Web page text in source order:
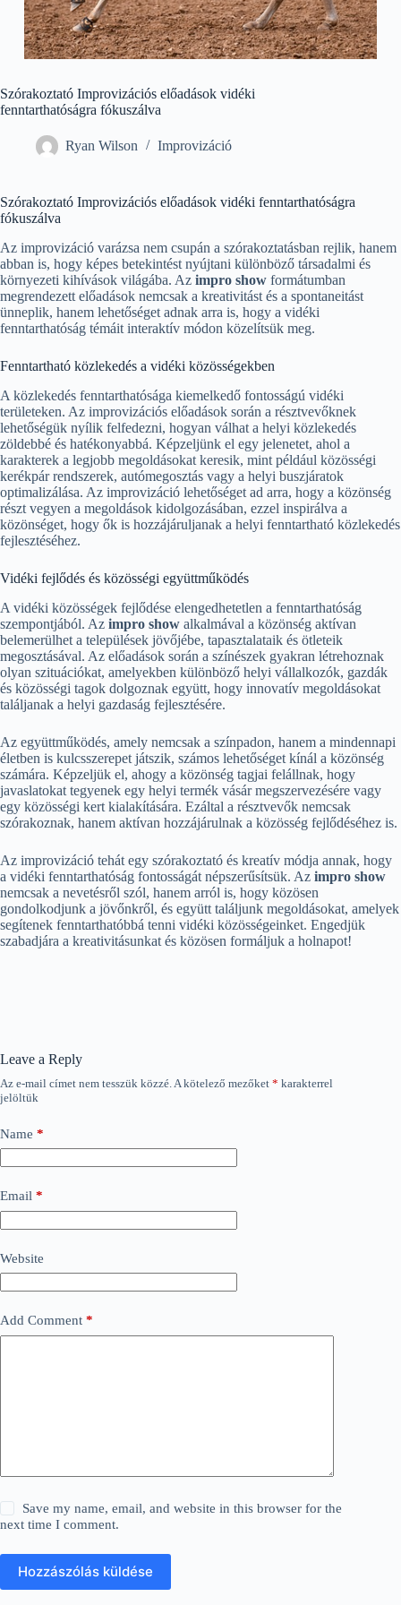
Szórakoztató Improvizációs előadások vidéki
fenntarthatóságra fókuszálva
Ryan Wilson Improvizáció
Szórakoztató Improvizációs előadások vidéki fenntarthatóságra
fókuszálva
Az improvizáció varázsa nem csupán a szórakoztatásban rejlik, hanem
abban is, hogy képes betekintést nyújtani különböző társadalmi és
környezeti kihívások világába. Az impro show formátumban
megrendezett előadások nemcsak a kreativitást és a spontaneitást
ünneplik, hanem lehetőséget adnak arra is, hogy a vidéki
fenntarthatóság témáit interaktív módon közelítsük meg.
Fenntartható közlekedés a vidéki közösségekben
A közlekedés fenntarthatósága kiemelkedő fontosságú vidéki
területeken. Az improvizációs előadások során a résztvevőknek
lehetőségük nyílik felfedezni, hogyan válhat a helyi közlekedés
zöldebbé és hatékonyabbá. Képzeljünk el egy jelenetet, ahol a
karakterek a legjobb megoldásokat keresik, mint például közösségi
kerékpár rendszerek, autómegosztás vagy a helyi buszjáratok
optimalizálása. Az improvizáció lehetőséget ad arra, hogy a közönség
részt vegyen a megoldások kidolgozásában, ezzel inspirálva a
közönséget, hogy ők is hozzájáruljanak a helyi fenntartható közlekedés
fejlesztéséhez.
Vidéki fejlődés és közösségi együttműködés
A vidéki közösségek fejlődése elengedhetetlen a fenntarthatóság
szempontjából. Az impro show alkalmával a közönség aktívan
belemerülhet a települések jövőjébe, tapasztalataik és ötleteik
megosztásával. Az előadások során a színészek gyakran létrehoznak
olyan szituációkat, amelyekben különböző helyi vállalkozók, gazdák
és közösségi tagok dolgoznak együtt, hogy innovatív megoldásokat
találjanak a helyi gazdaság fejlesztésére.
Az együttműködés, amely nemcsak a színpadon, hanem a mindennapi
életben is kulcsszerepet játszik, számos lehetőséget kínál a közönség
számára. Képzeljük el, ahogy a közönség tagjai felállnak, hogy
javaslatokat tegyenek egy helyi termék vásár megszervezésére vagy
egy közösségi kert kialakítására. Ezáltal a résztvevők nemcsak
szórakoznak, hanem aktívan hozzájárulnak a közösség fejlődéséhez is.
Az improvizáció tehát egy szórakoztató és kreatív módja annak, hogy
a vidéki fenntarthatóság fontosságát népszerűsítsük. Az impro show
nemcsak a nevetésről szól, hanem arról is, hogy közösen
gondolkodjunk a jövőnkről, és együtt találjunk megoldásokat, amelyek
segítenek fenntarthatóbbá tenni vidéki közösségeinket. Engedjük
szabadjára a kreativitásunkat és közösen formáljuk a holnapot!
Leave a Reply
Az e-mail címet nem tesszük közzé. A kötelező mezőket * karakterrel
jelöltük
Name *
Email *
Website
Add Comment *
Save my name, email, and website in this browser for the
next time I comment.
Hozzászólás küldése